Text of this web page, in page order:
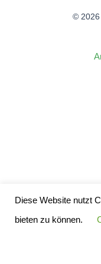
© 2026
Diese Website nutzt
bieten zu können.